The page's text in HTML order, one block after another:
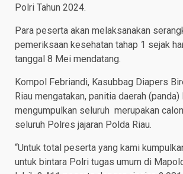
Polri Tahun 2024.
Para peserta akan melaksanakan
pemeriksaan kesehatan tahap 1 sejak
tanggal 8 Mei mendatang.
Kompol Febriandi, Kasubbag Diapers
Riau mengatakan, panitia daerah (panda)
mengumpulkan seluruh merupakan
seluruh Polres jajaran Polda Riau.
“Untuk total peserta yang kami
untuk bintara Polri tugas umum di